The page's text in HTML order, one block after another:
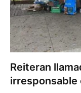
Reiteran
irresponsable